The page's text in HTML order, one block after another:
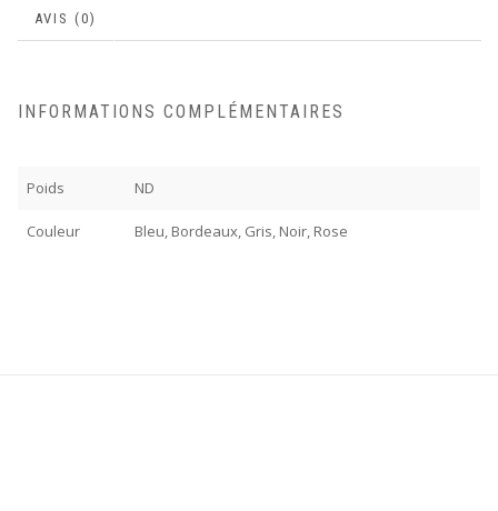
AVIS (0)
INFORMATIONS COMPLÉMENTAIRES
Poids ND
Couleur Bleu, Bordeaux, Gris, Noir, Rose